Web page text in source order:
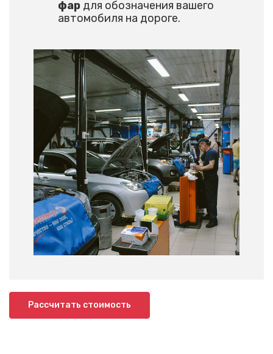
фар для обозначения вашего
автомобиля на дороге.
Рассчитать стоимость